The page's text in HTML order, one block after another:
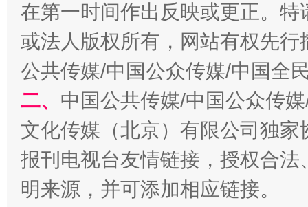
解纷+调解+退费，一次搞定
在第一时间作出反映或更正。
或法人版权所有，网站有权先
公共传媒/中国公众传媒/中国全
二、 中国公共传媒/中国公众传
文化传媒（北京）有限公司独
报刊电视台友情链接，授权合
明来源，并可添加相应链接。